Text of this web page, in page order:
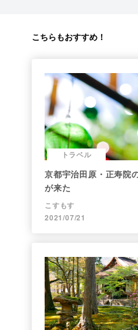
こちらもおすすめ！
トラベル
京都宇治田原・正寿院
が来た
こすもす
2021/07/21